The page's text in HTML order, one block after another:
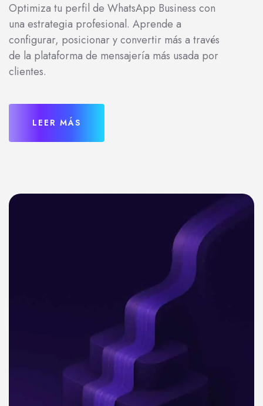
Optimiza tu perfil de WhatsApp Business con
una estrategia profesional. Aprende a
configurar, posicionar y convertir más a través
de la plataforma de mensajería más usada por
clientes.
LEER MÁS